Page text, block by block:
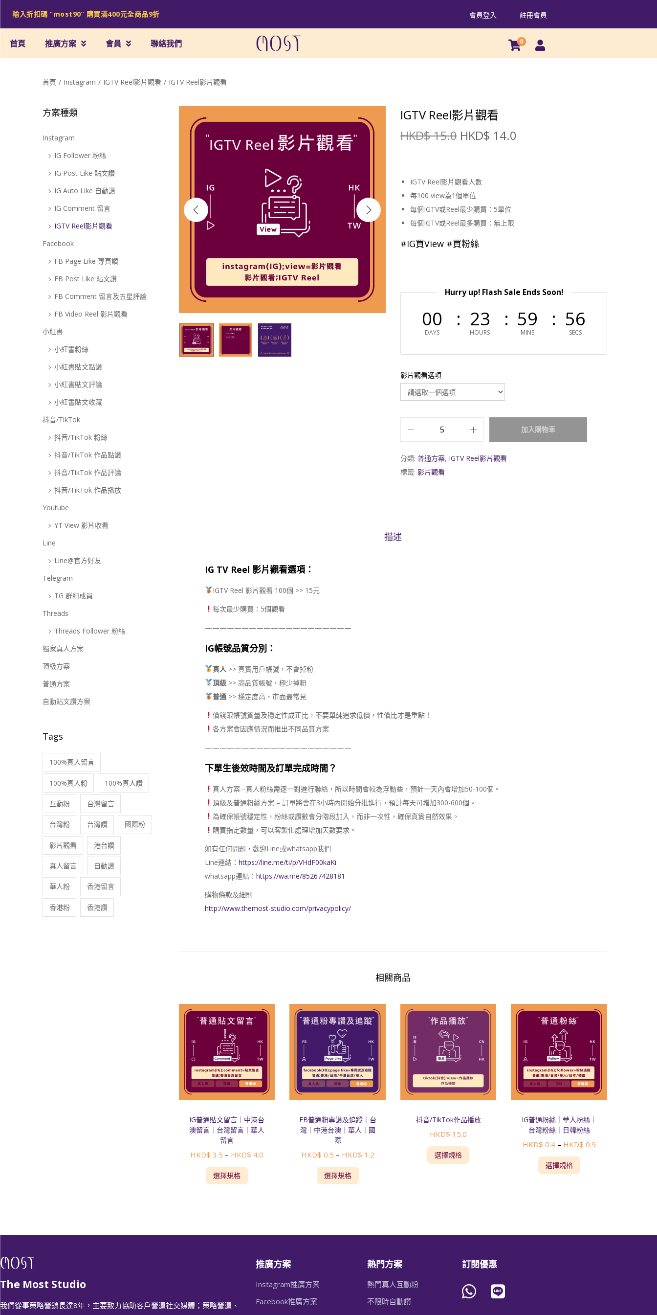
輸入折扣碼 “most90” 購買滿400元全商品9折 會員登入 註冊會員
首頁 推廣方案 會員 聯絡我們 0
首頁 / Instagram / IGTV Reel影片觀看 / IGTV Reel影片觀看
IGTV Reel影片觀看
HKD$15.0 HKD$ 14.0
IGTV Reel影片觀看人數
每100 view為1個單位
每個IGTV或Reel最少購買：5單位
每個IGTV或Reel最多購買：無上限
#IG買View #買粉絲
Hurry up! Flash Sale Ends Soon!
00
DAYS
23
HOURS
59
MINS
56
SECS
影片觀看選項
加入購物車
分類: 普通方案, IGTV Reel影片觀看
標籤: 影片觀看
描述
IG TV Reel 影片觀看選項：
IGTV Reel 影片觀看 100個 >> 15元
每次最少購買：5個觀看
————————————————————
IG帳號品質分別：
真人>> 真實用戶帳號，不會掉粉
頂級>> 高品質帳號，極少掉粉
普通>> 穩定度高，市面最常見
價錢跟帳號質量及穩定性成正比，不要單純追求低價，性價比才是重點！
各方案會因應情況而推出不同品質方案
————————————————————
下單生後效時間及訂單完成時間？
真人方案 –真人粉絲需逐一對進行聯絡，所以時間會較為浮動些，預計一天內會增加50-100個。
頂級及普通粉絲方案 – 訂單將會在3小時內開始分批進行，預計每天可增加300-600個。
為確保帳號穩定性，粉絲或讚數會分階段加入，而非一次性，確保真實自然效果。
購買指定數量，可以客製化處理增加天數要求。
如有任何問題，歡迎Line或whatsapp我們
Line連結： https://line.me/ti/p/VHdF00kaKi
whatsapp連結： https://wa.me/85267428181
購物條款及細則
http://www.themost-studio.com/privacypolicy/
相關商品
Sale!
IG普通貼文留言｜中港台
澳留言｜台灣留言｜華人
留言
HKD$ 3.5 – HKD$ 4.0
選擇規格
FB普通粉專讚及追蹤｜台
灣｜中港台澳｜華人｜國
際
HKD$ 0.5 – HKD$ 1.2
選擇規格
抖音/TikTok作品播放
HKD$ 15.0
選擇規格
Sale!
IG普通粉絲｜華人粉絲｜
台灣粉絲｜日韓粉絲
HKD$ 0.4 – HKD$ 0.9
選擇規格
方案種類
Instagram
IG Follower 粉絲
IG Post Like 貼文讚
IG Auto Like 自動讚
IG Comment 留言
IGTV Reel影片觀看
Facebook
FB Page Like 專頁讚
FB Post Like 貼文讚
FB Comment 留言及五星評論
FB Video Reel 影片觀看
小紅書
小紅書粉絲
小紅書貼文點讚
小紅書貼文評論
小紅書貼文收藏
抖音/TikTok
抖音/TikTok 粉絲
抖音/TikTok 作品點讚
抖音/TikTok 作品評論
抖音/TikTok 作品播放
Youtube
YT View 影片收看
Line
Line@官方好友
Telegram
TG 群組成員
Threads
Threads Follower 粉絲
獨家真人方案
頂級方案
普通方案
自動貼文讚方案
Tags
100%真人留言
100%真人粉 100%真人讚
互動粉 台灣留言
台灣粉 台灣讚 國際粉
影片觀看 港台讚
真人留言 自動讚
華人粉 香港留言
香港粉 香港讚
The Most Studio
我們從事策略營銷長達8年，主要致力協助客戶營運社交媒體；策略營運、
推廣方案
Instagram推廣方案
Facebook推廣方案
熱門方案
熱門真人互動粉
不限時自動讚
訂閱優惠